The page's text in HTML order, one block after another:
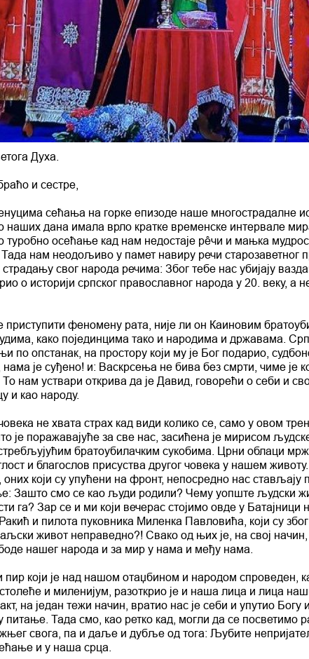
Духа.
и сестре,
сећања на горке епизоде наше многострадалне
наших дана имала врло кратке временске интервале
туробно осећање кад нам недостаје рêчи и мањка
нам неодољиво у памет навиру речи старозаветног
свог народа речима: Због тебе нас убијају
о историји српског православног народа у 20. веку, а
феномену рата, није ли он Каиновим
како појединцима тако и народима и државама.
по опстанак, на простору који му је Бог подарио,
је суђено! и: Васкрсења не бива без смрти, чиме је
нам уствари открива да је Давид, говорећи о себи и
и као народу.
не хвата страх кад види колико се, само у овом
поражавајуће за све нас, засићена је мирисом
братоубилачким сукобима. Црни облаци
и благослов присуства другог човека у нашем
који су упућени на фронт, непосредно нас стављају
Зашто смо се као људи родили? Чему уопште људски
га? Зар се и ми који вечерас стојимо овде у
и пилота пуковника Миленка Павловића, који су
живот неправедно?! Свако од њих је, на свој
нашег народа и за мир у нама и међу нама.
који је над нашом отаџбином и народом спроведен,
и миленијум, разоткрио је и наша лица и лица
на један тежи начин, вратио нас је себи и упутио
питање. Тада смо, као ретко кад, могли да се посветимо
свога, па и даље и дубље од тога: Љубите
и у наша срца.